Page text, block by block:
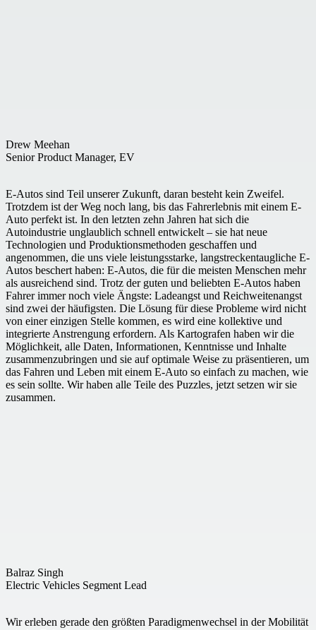
Drew Meehan
Senior Product Manager, EV
E-Autos sind Teil unserer Zukunft, daran besteht kein Zweifel.
Trotzdem ist der Weg noch lang, bis das Fahrerlebnis mit einem E-
Auto perfekt ist. In den letzten zehn Jahren hat sich die
Autoindustrie unglaublich schnell entwickelt – sie hat neue
Technologien und Produktionsmethoden geschaffen und
angenommen, die uns viele leistungsstarke, langstreckentaugliche E-
Autos beschert haben: E-Autos, die für die meisten Menschen mehr
als ausreichend sind. Trotz der guten und beliebten E-Autos haben
Fahrer immer noch viele Ängste: Ladeangst und Reichweitenangst
sind zwei der häufigsten. Die Lösung für diese Probleme wird nicht
von einer einzigen Stelle kommen, es wird eine kollektive und
integrierte Anstrengung erfordern. Als Kartografen haben wir die
Möglichkeit, alle Daten, Informationen, Kenntnisse und Inhalte
zusammenzubringen und sie auf optimale Weise zu präsentieren, um
das Fahren und Leben mit einem E-Auto so einfach zu machen, wie
es sein sollte. Wir haben alle Teile des Puzzles, jetzt setzen wir sie
zusammen.
Balraz Singh
Electric Vehicles Segment Lead
Wir erleben gerade den größten Paradigmenwechsel in der Mobilität